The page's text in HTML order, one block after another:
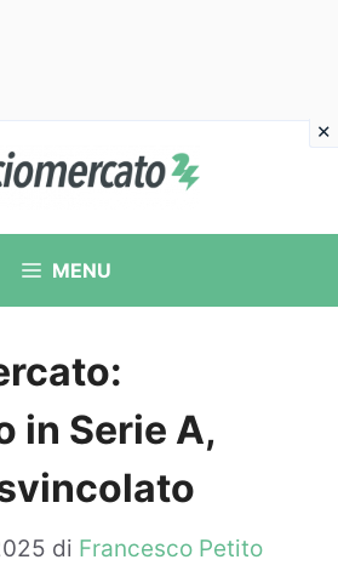
MENU
in Serie A,
di Francesco Petito